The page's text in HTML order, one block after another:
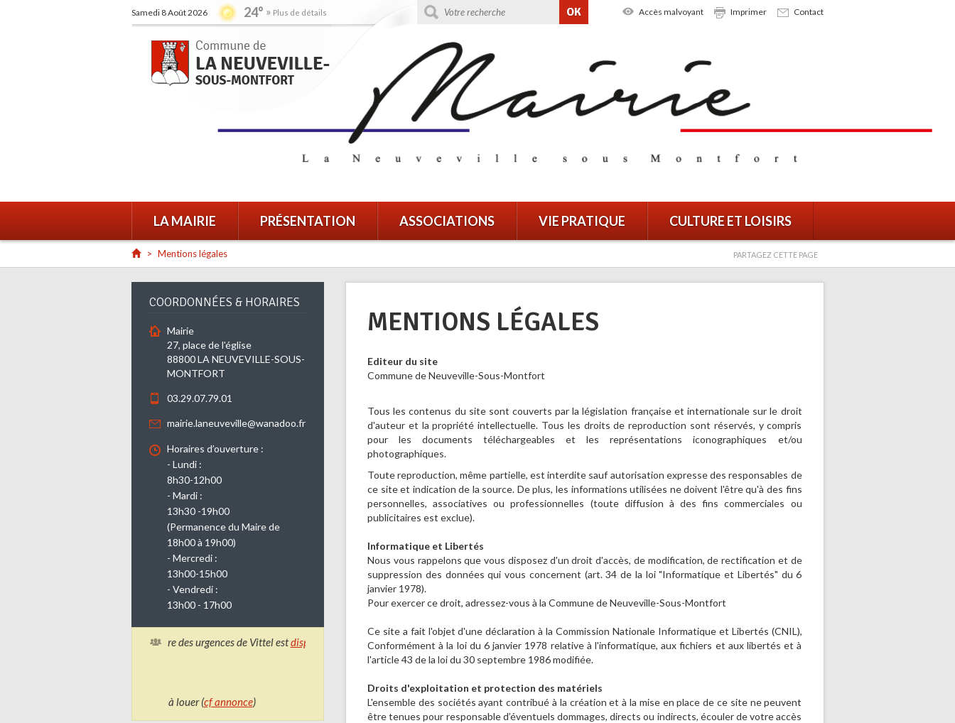
Samedi 8 Août 2026 24° Plus de détails OK Accès malvoyant Imprimer Contact
LA MAIRIE PRÉSENTATION ASSOCIATIONS VIE PRATIQUE CULTURE ET LOISIRS
PARTAGEZ CETTE PAGE
Mentions légales
COORDONNÉES & HORAIRES
Mairie
27, place de l'église
88800 LA NEUVEVILLE-SOUS-
MONTFORT
03.29.07.79.01
mairie.laneuveville@wanadoo.fr
Horaires d’ouverture :
- Lundi :
8h30-12h00
- Mardi :
13h30 -19h00
(Permanence du Maire de
18h00 à 19h00)
- Mercredi :
13h00-15h00
- Vendredi :
13h00 - 17h00
Le planning d'ouverture des urgences de Vittel estdisponible ici.
Logement communal à louer (cf annonce)
MENTIONS LÉGALES
Editeur du site
Commune de Neuveville-Sous-Montfort
Tous les contenus du site sont couverts par la législation française et internationale sur le droit
d'auteur et la propriété intellectuelle. Tous les droits de reproduction sont réservés, y compris
pour les documents téléchargeables et les représentations iconographiques et/ou
photographiques.
Toute reproduction, même partielle, est interdite sauf autorisation expresse des responsables de
ce site et indication de la source. De plus, les informations utilisées ne doivent l'être qu'à des fins
personnelles, associatives ou professionnelles (toute diffusion à des fins commerciales ou
publicitaires est exclue).
Informatique et Libertés
Nous vous rappelons que vous disposez d'un droit d'accès, de modification, de rectification et de
suppression des données qui vous concernent (art. 34 de la loi "Informatique et Libertés" du 6
janvier 1978).
Pour exercer ce droit, adressez-vous à la Commune de Neuveville-Sous-Montfort
Ce site a fait l'objet d'une déclaration à la Commission Nationale Informatique et Libertés (CNIL),
Conformément à la loi du 6 janvier 1978 relative à l'informatique, aux fichiers et aux libertés et à
l'article 43 de la loi du 30 septembre 1986 modifiée.
Droits d'exploitation et protection des matériels
L'ensemble des sociétés ayant contribué à la création et à la mise en place de ce site ne peuvent
être tenues pour responsable d’éventuels dommages, directs ou indirects, écouler de votre accès